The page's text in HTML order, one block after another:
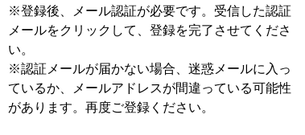
※登録後、メール認証が必要です。受信した認証
メールをクリックして、登録を完了させてくださ
い。
※認証メールが届かない場合、迷惑メールに入っ
ているか、メールアドレスが間違っている可能性
があります。再度ご登録ください。